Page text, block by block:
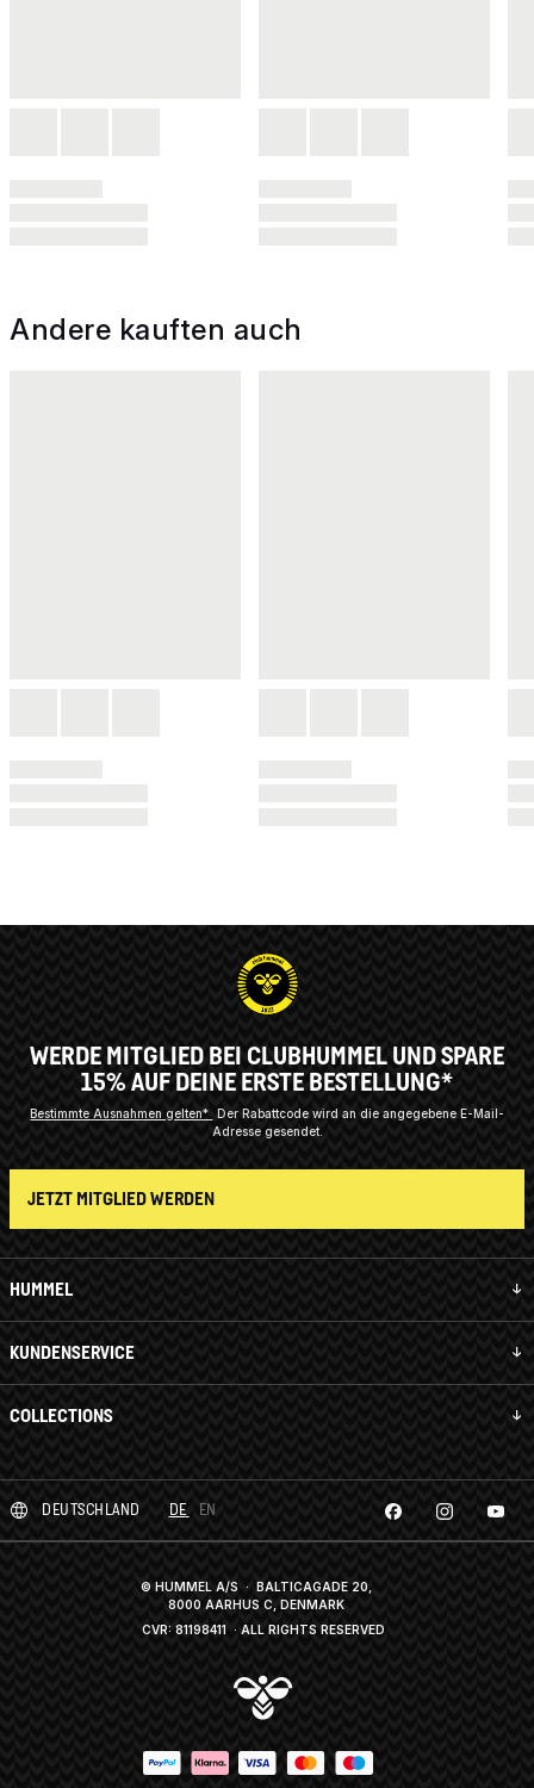
Andere kauften auch
HUMMEL
KUNDENSERVICE
COLLECTIONS
WERDE MITGLIED BEI CLUBHUMMEL UND SPARE
15% AUF DEINE ERSTE BESTELLUNG*
Bestimmte Ausnahmen gelten* Der Rabattcode wird an die angegebene E-Mail-
Adresse gesendet.
JETZT MITGLIED WERDEN
DEUTSCHLAND DE EN
© HUMMEL A/S · BALTICAGADE 20,
8000 AARHUS C, DENMARK
CVR: 81198411 · ALL RIGHTS RESERVED